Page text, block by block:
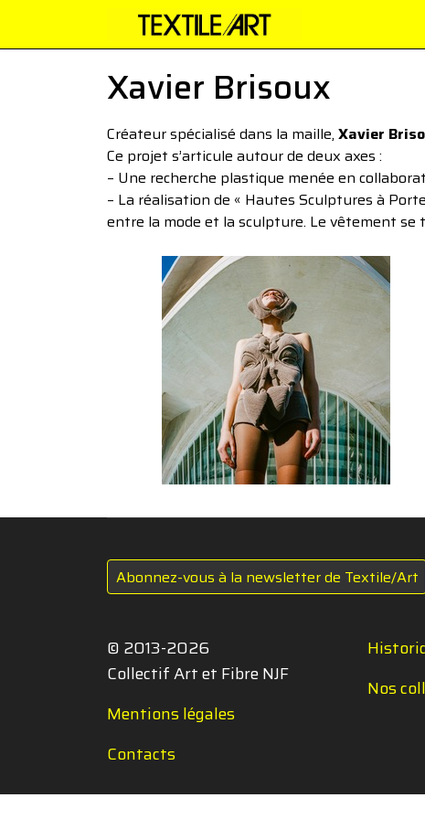
Xavier Brisoux
Créateur spécialisé dans la maille, Xavier
Ce projet s’articule autour de deux axes :
– Une recherche plastique menée en
– La réalisation de « Hautes Sculptures à
entre la mode et la sculpture. Le vêtement
Abonnez-vous à la newsletter de Textile/Art
© 2013-2026
Collectif Art et Fibre NJF
Mentions légales
Contacts
Nos